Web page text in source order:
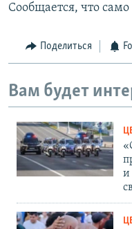
Сообщается, что
Поделиться
Вам будет
и